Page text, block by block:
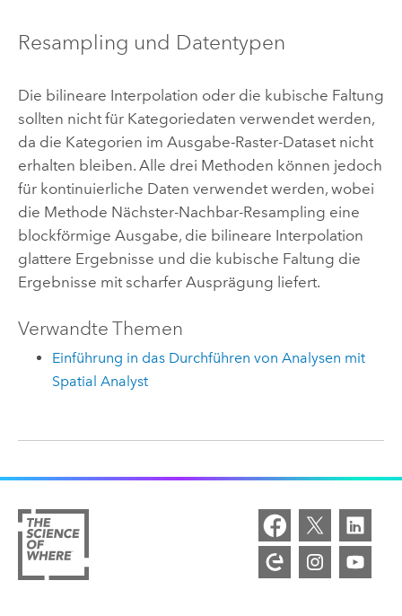
Resampling und Datentypen
Die bilineare Interpolation oder die kubische Faltung
sollten nicht für Kategoriedaten verwendet werden,
da die Kategorien im Ausgabe-Raster-Dataset nicht
erhalten bleiben. Alle drei Methoden können jedoch
für kontinuierliche Daten verwendet werden, wobei
die Methode Nächster-Nachbar-Resampling eine
blockförmige Ausgabe, die bilineare Interpolation
glattere Ergebnisse und die kubische Faltung die
Ergebnisse mit scharfer Ausprägung liefert.
Verwandte Themen
Einführung in das Durchführen von Analysen mit
Spatial Analyst